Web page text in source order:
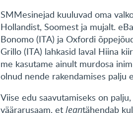
SMMesinejad kuuluvad oma
Hollandist, Soomest ja mujalt.
Bonomo (ITA) ja Oxfordi
Grillo (ITA) lahkasid laval Hiina
me kasutame ainult murdosa
olnud nende rakendamises palju
Viise edu saavutamiseks on
väärarusaam, etleantähendab